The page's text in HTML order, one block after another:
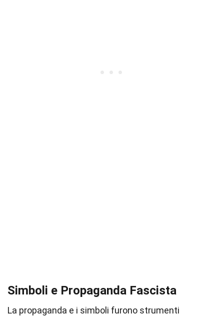
Simboli e Propaganda Fascista
La propaganda e i simboli furono strumenti